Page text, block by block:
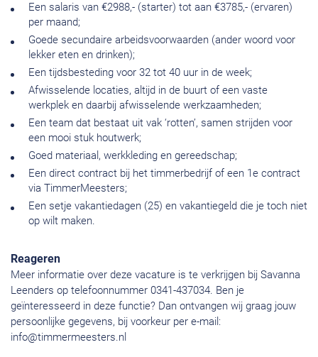
Een salaris van €2988,- (starter) tot aan €3785,- (ervaren)
per maand;
Goede secundaire arbeidsvoorwaarden (ander woord voor
lekker eten en drinken);
Een tijdsbesteding voor 32 tot 40 uur in de week;
Afwisselende locaties, altijd in de buurt of een vaste
werkplek en daarbij afwisselende werkzaamheden;
Een team dat bestaat uit vak ‘rotten’, samen strijden voor
een mooi stuk houtwerk;
Goed materiaal, werkkleding en gereedschap;
Een direct contract bij het timmerbedrijf of een 1e contract
via TimmerMeesters;
Een setje vakantiedagen (25) en vakantiegeld die je toch niet
op wilt maken.
Reageren
Meer informatie over deze vacature is te verkrijgen bij Savanna
Leenders op telefoonnummer 0341-437034. Ben je
geïnteresseerd in deze functie? Dan ontvangen wij graag jouw
persoonlijke gegevens, bij voorkeur per e-mail:
info@timmermeesters.nl